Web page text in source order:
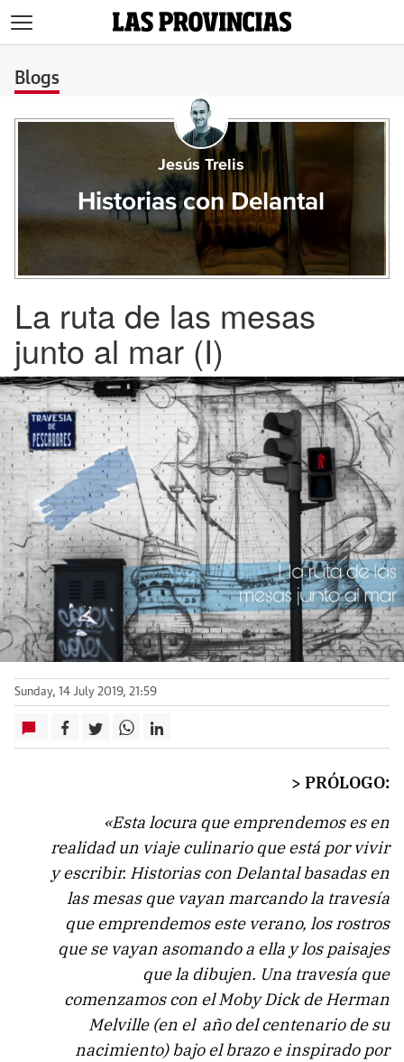
Blogs
Jesús Trelis
Historias con Delantal
La ruta de las mesas
junto al mar (I)
Sunday, 14 July 2019, 21:59
> PRÓLOGO:
«Esta locura que emprendemos es en
realidad un viaje culinario que está por vivir
y escribir. Historias con Delantal basadas en
las mesas que vayan marcando la travesía
que emprendemos este verano, los rostros
que se vayan asomando a ella y los paisajes
que la dibujen. Una travesía que
comenzamos con el Moby Dick de Herman
Melville (en el año del centenario de su
nacimiento) bajo el brazo e inspirado por